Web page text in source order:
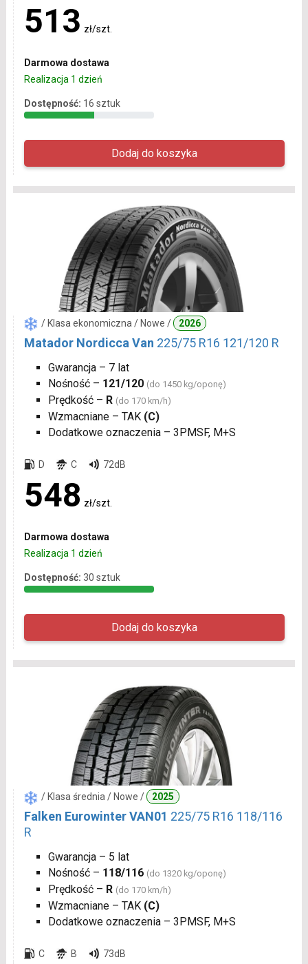
513 zł/szt.
Darmowa dostawa
Realizacja 1 dzień
Dostępność: 16 sztuk
/ Klasa ekonomiczna / Nowe / 2026
Matador Nordicca Van 225/75 R16 121/120 R
Gwarancja – 7 lat
Nośność – 121/120 (do 1450 kg/oponę)
Prędkość – R (do 170 km/h)
Wzmacniane – TAK (C)
Dodatkowe oznaczenia – 3PMSF, M+S
D C 72dB
548 zł/szt.
Darmowa dostawa
Realizacja 1 dzień
Dostępność: 30 sztuk
/ Klasa średnia / Nowe / 2025
Falken Eurowinter VAN01 225/75 R16 118/116
R
Gwarancja – 5 lat
Nośność – 118/116 (do 1320 kg/oponę)
Prędkość – R (do 170 km/h)
Wzmacniane – TAK (C)
Dodatkowe oznaczenia – 3PMSF, M+S
C B 73dB